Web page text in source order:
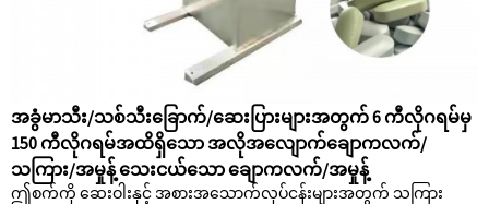
အခွံမာသီး/သစ်သီးခြောက်/ဆေးပြားများအတွက် 6 ကီလိုဂရမ်မှ
150 ကီလိုဂရမ်အထိရှိသော အလိုအလျောက်ချောကလက်/
သကြား/အမှုန့် သေးငယ်သော ချောကလက်/အမှုန့်
ဤစက်ကို ဆေးဝါးနှင့် အစားအသောက်လုပ်ငန်းများအတွက် သကြား